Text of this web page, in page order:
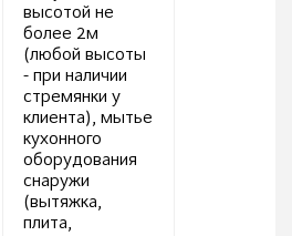
высотой не
более 2м
(любой высоты
- при наличии
стремянки у
клиента), мытье
кухонного
оборудования
снаружи
(вытяжка,
плита,